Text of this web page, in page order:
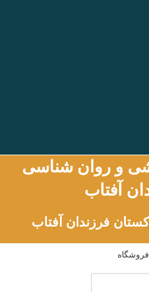
و روان شناسی
آفتاب
فرزندان آفتاب
فروشگاه